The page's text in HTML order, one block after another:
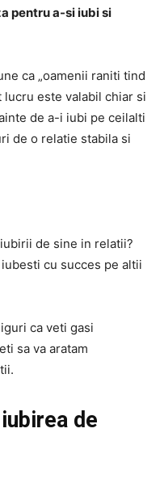
pentru a-si iubi si
ca „oamenii raniti tind
lucru este valabil chiar si
de a-i iubi pe ceilalti
de o relatie stabila si
de sine in relatii?
cu succes pe altii
ca veti gasi
sa va aratam
de